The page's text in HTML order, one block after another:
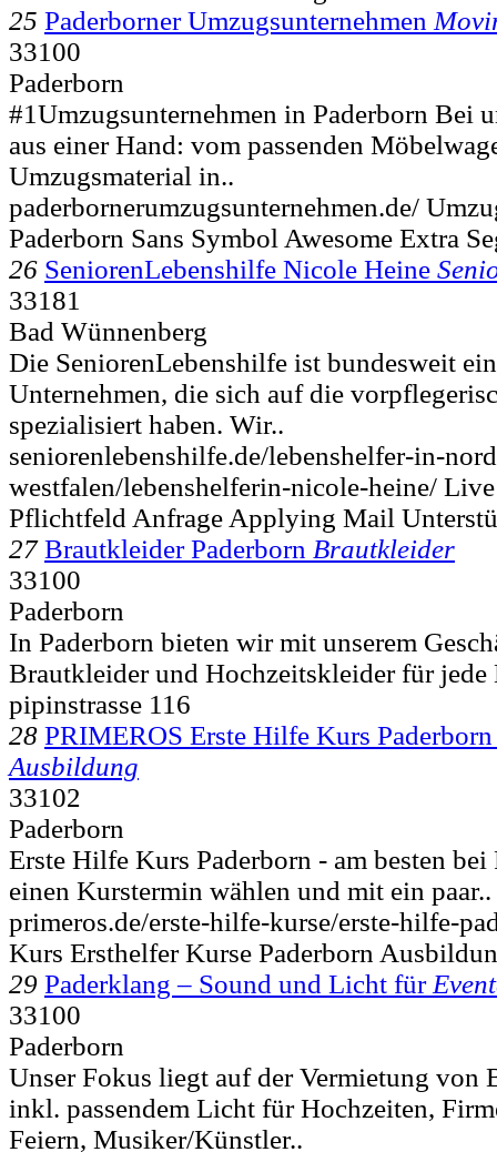
25 Paderborner Umzugsunternehmen
33100
Paderborn
#1Umzugsunternehmen in Paderborn Bei
aus einer Hand: vom passenden
Umzugsmaterial in..
paderbornerumzugsunternehmen.de/
Paderborn Sans Symbol Awesome Extra
26 SeniorenLebenshilfe Nicole Heine
33181
Bad Wünnenberg
Die SeniorenLebenshilfe ist bundesweit
Unternehmen, die sich auf die
spezialisiert haben. Wir..
seniorenlebenshilfe.de/lebenshelfer-in-
westfalen/lebenshelferin-nicole-heine/
Pflichtfeld Anfrage Applying Mail
27 Brautkleider Paderborn Brautkleider
33100
Paderborn
In Paderborn bieten wir mit unserem
Brautkleider und Hochzeitskleider für jede
pipinstrasse 116
28 PRIMEROS Erste Hilfe Kurs Paderborn
Ausbildung
33102
Paderborn
Erste Hilfe Kurs Paderborn - am besten
einen Kurstermin wählen und mit ein paar..
primeros.de/erste-hilfe-kurse/erste-hilfe-
Kurs Ersthelfer Kurse Paderborn
29 Paderklang – Sound und Licht für
33100
Paderborn
Unser Fokus liegt auf der Vermietung von
inkl. passendem Licht für Hochzeiten,
Feiern, Musiker/Künstler..